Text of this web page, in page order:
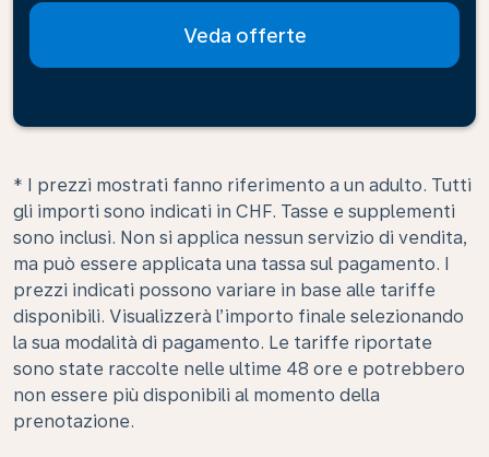
Veda offerte
* I prezzi mostrati fanno riferimento a un adulto. Tutti
gli importi sono indicati in CHF. Tasse e supplementi
sono inclusi. Non si applica nessun servizio di vendita,
ma può essere applicata una tassa sul pagamento. I
prezzi indicati possono variare in base alle tariffe
disponibili. Visualizzerà l’importo finale selezionando
la sua modalità di pagamento. Le tariffe riportate
sono state raccolte nelle ultime 48 ore e potrebbero
non essere più disponibili al momento della
prenotazione.